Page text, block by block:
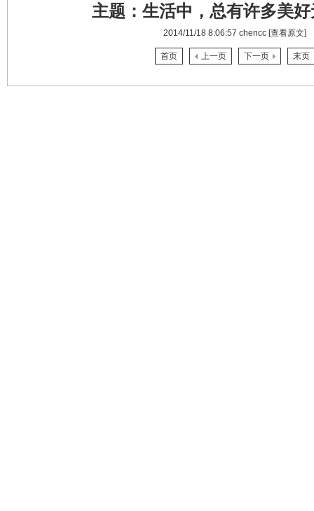
主题： 生活中，总有许多美
2014/11/18 8:06:57 chencc [查看原文]
首页 上一页 下一页 末页